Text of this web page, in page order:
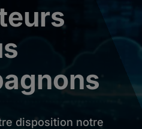
disposition notre